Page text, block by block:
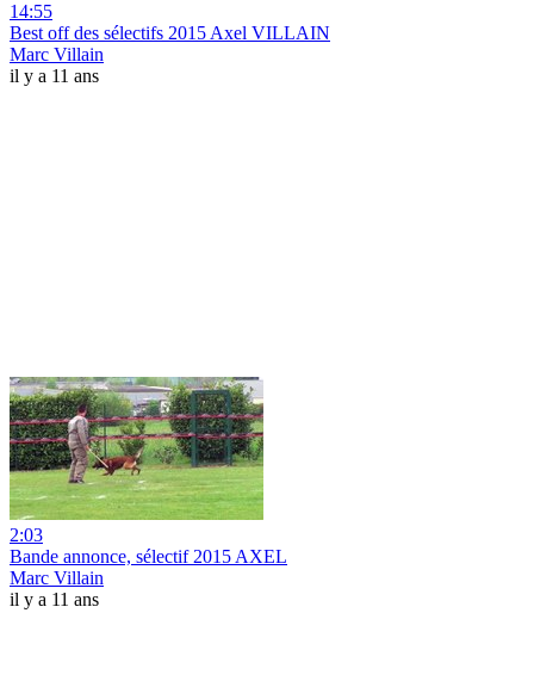
14:55
Best off des sélectifs 2015 Axel VILLAIN
Marc Villain
il y a 11 ans
2:03
Bande annonce, sélectif 2015 AXEL
Marc Villain
il y a 11 ans